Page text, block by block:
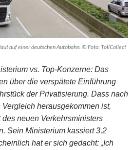
auf einer deutschen Autobahn. © Foto: TollCollect
vs. Top-Konzerne: Das
über die verspätete Einführung
der Privatisierung. Dass nach
herausgekommen ist,
neuen Verkehrsministers
Sein Ministerium kassiert 3,2
hat er sich gedacht: „Ich